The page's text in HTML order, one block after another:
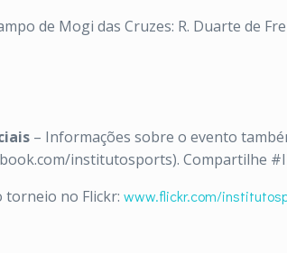
de Mogi das Cruzes: R. Duarte de
– Informações sobre o evento
institutosports). Compartilhe
torneio no Flickr: www.flickr.com/